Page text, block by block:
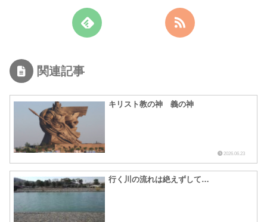
関連記事
キリスト教の神 義の神
2026.06.23
行く川の流れは絶えずして…